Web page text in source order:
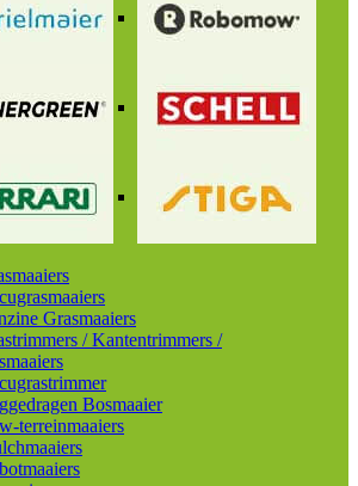
Grasmaaiers
/ Kantentrimmers /
Bosmaaier
terreinmaaiers